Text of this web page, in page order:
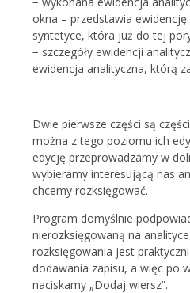
okna – przedstawia
syntetyce, która już do tej
− szczegóły ewidencji
ewidencja analityczna, którą
Dwie pierwsze części są
można z tego poziomu ich
edycję przeprowadzamy w
wybieramy interesującą nas
chcemy rozksięgować.
Program domyślnie
nierozksięgowaną na
rozksięgowania jest
dodawania zapisu, a więc po
naciskamy „Dodaj wiersz”.